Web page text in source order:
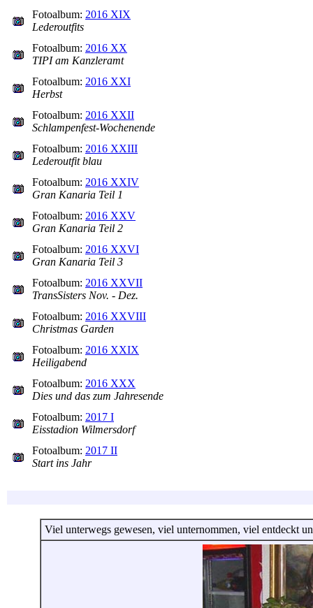
Fotoalbum: 2016 XIX
Lederoutfits
Fotoalbum: 2016 XX
TIPI am Kanzleramt
Fotoalbum: 2016 XXI
Herbst
Fotoalbum: 2016 XXII
Schlampenfest-Wochenende
Fotoalbum: 2016 XXIII
Lederoutfit blau
Fotoalbum: 2016 XXIV
Gran Kanaria Teil 1
Fotoalbum: 2016 XXV
Gran Kanaria Teil 2
Fotoalbum: 2016 XXVI
Gran Kanaria Teil 3
Fotoalbum: 2016 XXVII
TransSisters Nov. - Dez.
Fotoalbum: 2016 XXVIII
Christmas Garden
Fotoalbum: 2016 XXIX
Heiligabend
Fotoalbum: 2016 XXX
Dies und das zum Jahresende
Fotoalbum: 2017 I
Eisstadion Wilmersdorf
Fotoalbum: 2017 II
Start ins Jahr
Viel unterwegs gewesen, viel unternommen, viel entdeckt